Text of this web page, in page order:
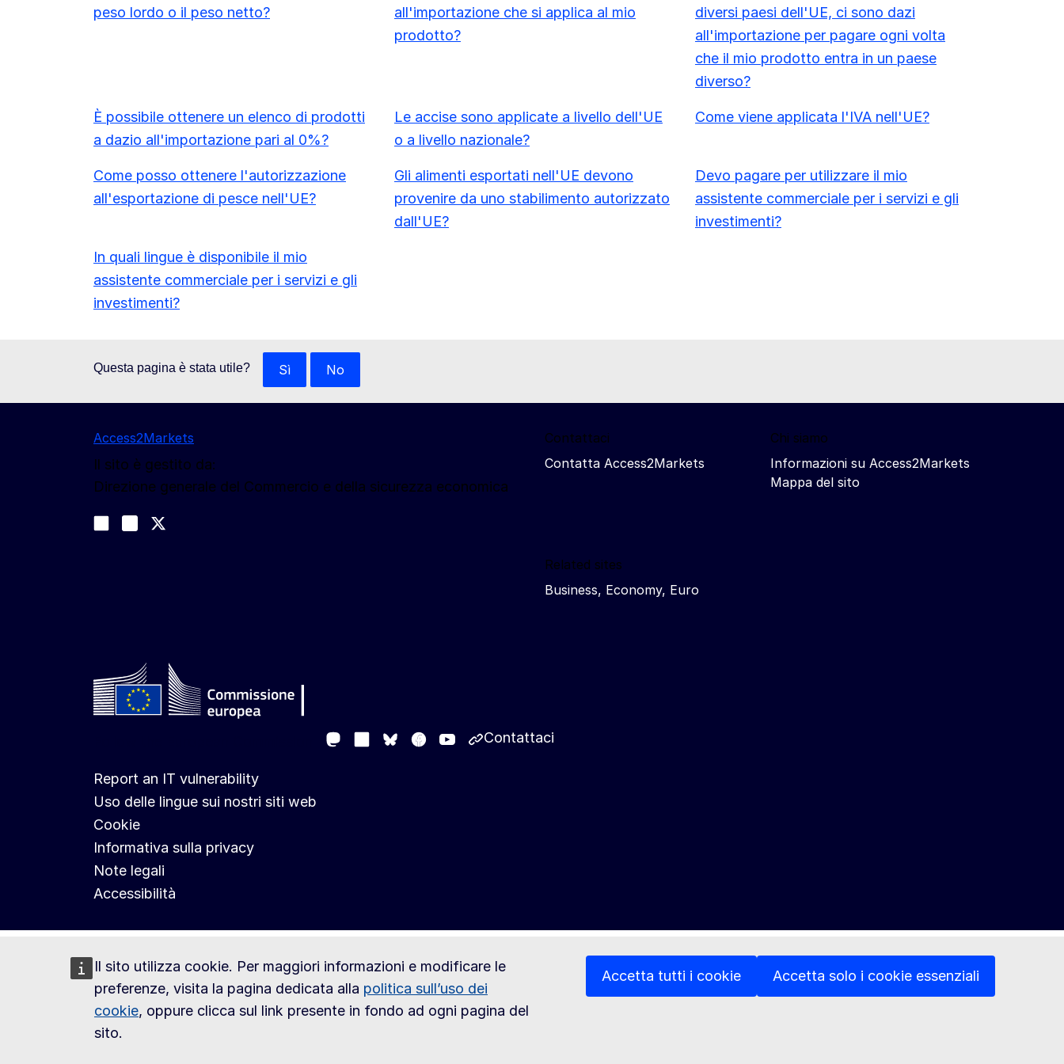
Il sito utilizza cookie. Per maggiori informazioni e modificare le
preferenze, visita la pagina dedicata alla politica sull’uso dei
cookie, oppure clicca sul link presente in fondo ad ogni pagina del
sito.
Accetta tutti i cookie Accetta solo i cookie essenziali
peso lordo o il peso netto?
all'importazione che si applica al mio
prodotto?
diversi paesi dell'UE, ci sono dazi
all'importazione per pagare ogni volta
che il mio prodotto entra in un paese
diverso?
È possibile ottenere un elenco di prodotti
a dazio all'importazione pari al 0%?
Le accise sono applicate a livello dell'UE
o a livello nazionale?
Come viene applicata l'IVA nell'UE?
Come posso ottenere l'autorizzazione
all'esportazione di pesce nell'UE?
Gli alimenti esportati nell'UE devono
provenire da uno stabilimento autorizzato
dall'UE?
Devo pagare per utilizzare il mio
assistente commerciale per i servizi e gli
investimenti?
In quali lingue è disponibile il mio
assistente commerciale per i servizi e gli
investimenti?
Questa pagina è stata utile? Sì No
Access2Markets
Il sito è gestito da:
Direzione generale del Commercio e della sicurezza economica
Join us on LinkedIn
Trade-Off podcast
Contattaci
Contatta Access2Markets
Chi siamo
Informazioni su Access2Markets
Mappa del sito
Related sites
Business, Economy, Euro
MastodonLinkedIn
Bluesky
FacebookYoutubeOther networks
Contattaci
Report an IT vulnerability
Uso delle lingue sui nostri siti web
Cookie
Informativa sulla privacy
Note legali
Accessibilità